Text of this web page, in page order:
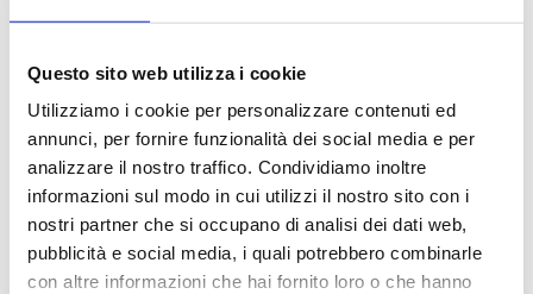
Questo sito web utilizza i cookie
Utilizziamo i cookie per personalizzare contenuti ed
annunci, per fornire funzionalità dei social media e per
analizzare il nostro traffico. Condividiamo inoltre
informazioni sul modo in cui utilizzi il nostro sito con i
nostri partner che si occupano di analisi dei dati web,
pubblicità e social media, i quali potrebbero combinarle
con altre informazioni che hai fornito loro o che hanno
P.IVA: 02533900961
como@sogim.it
031/8123 ...
CONTATTACI